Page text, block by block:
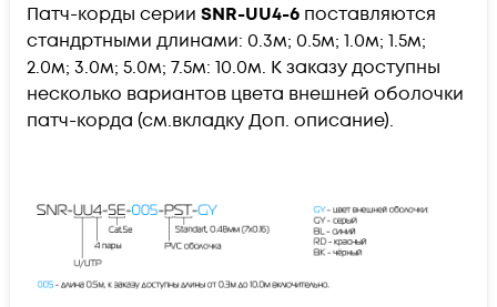
Патч-корды серии SNR-UU4-6 поставляются
стандртными длинами: 0.3м; 0.5м; 1.0м; 1.5м;
2.0м; 3.0м; 5.0м; 7.5м: 10.0м. К заказу доступны
несколько вариантов цвета внешней оболочки
патч-корда (см.вкладку Доп. описание).